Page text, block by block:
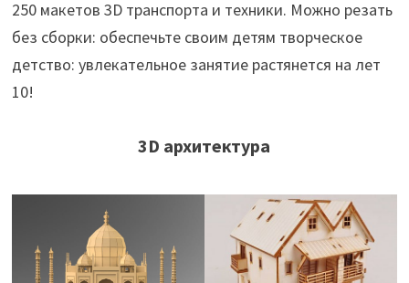
250 макетов 3D транспорта и техники. Можно резать
без сборки: обеспечьте своим детям творческое
детство: увлекательное занятие растянется на лет
10!
3D архитектура